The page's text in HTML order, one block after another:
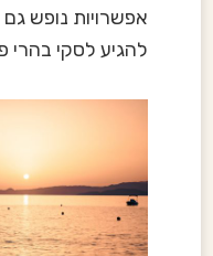
אפשרויות נופש
להגיע לסקי בהרי